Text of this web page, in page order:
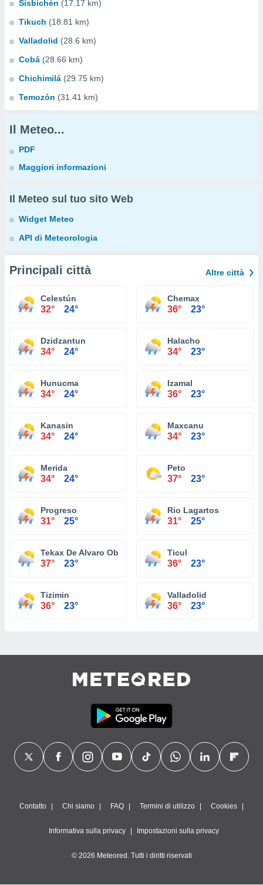
Sisbichén (17.17 km)
Tikuch (18.81 km)
Valladolid (28.6 km)
Cobá (28.66 km)
Chichimilá (29.75 km)
Temozón (31.41 km)
Il Meteo...
PDF
Maggiori informazioni
Il Meteo sul tuo sito Web
Widget Meteo
API di Meteorologia
Principali città Altre città
Celestún
32° 24°
Chemax
36° 23°
Dzidzantun
34° 24°
Halacho
34° 23°
Hunucma
34° 24°
Izamal
36° 23°
Kanasin
34° 24°
Maxcanu
34° 23°
Merida
34° 24°
Peto
37° 23°
Progreso
31° 25°
Rio Lagartos
31° 25°
Tekax De Alvaro Obregon
37° 23°
Ticul
36° 23°
Tizimin
36° 23°
Valladolid
36° 23°
Contatto Chi siamo FAQ Termini di utilizzo Cookies
Informativa sulla privacy Impostazioni sulla privacy
© 2026 Meteored. Tutti i diritti riservati